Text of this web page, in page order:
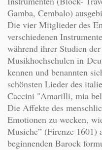
Gamba, Cembalo)
Die vier Mitglieder des
verschiedenen
während ihrer Studien
Musikhochschulen in
kennen und benannten
schönsten Lieder des
Caccini "Amarilli, mia
Die Affekte des
Emotionen zu wecken,
Musiche” (Firenze 1601)
beginnenden Barock